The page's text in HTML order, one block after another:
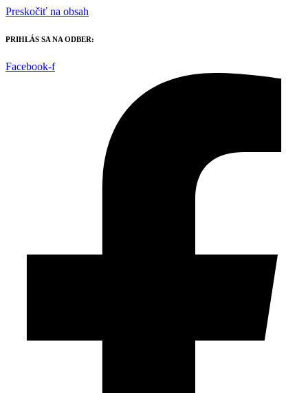
Preskočiť na obsah
PRIHLÁS SA NA ODBER:
Facebook-f